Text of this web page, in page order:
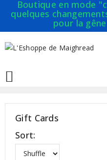
Boutique en mode
quelques
pour la

Gift Cards
Sort: